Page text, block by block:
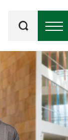
kluczowe